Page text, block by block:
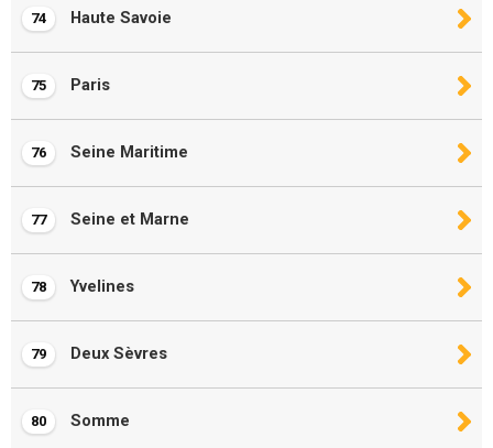
74 Haute Savoie
75 Paris
76 Seine Maritime
77 Seine et Marne
78 Yvelines
79 Deux Sèvres
80 Somme